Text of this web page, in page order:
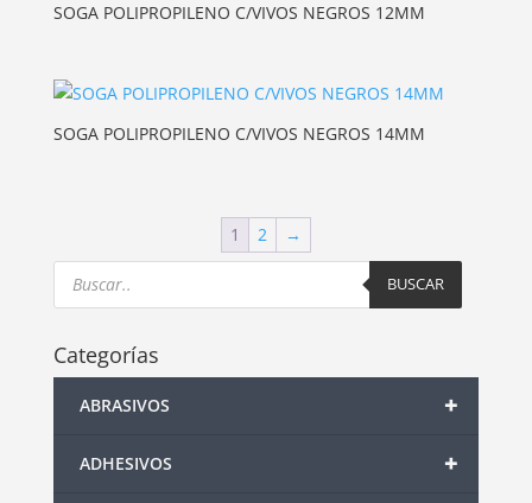
SOGA POLIPROPILENO C/VIVOS NEGROS 12MM
SOGA POLIPROPILENO C/VIVOS NEGROS 14MM
1 2
→
Products
search BUSCAR
Categorías
+
ABRASIVOS
+
ADHESIVOS